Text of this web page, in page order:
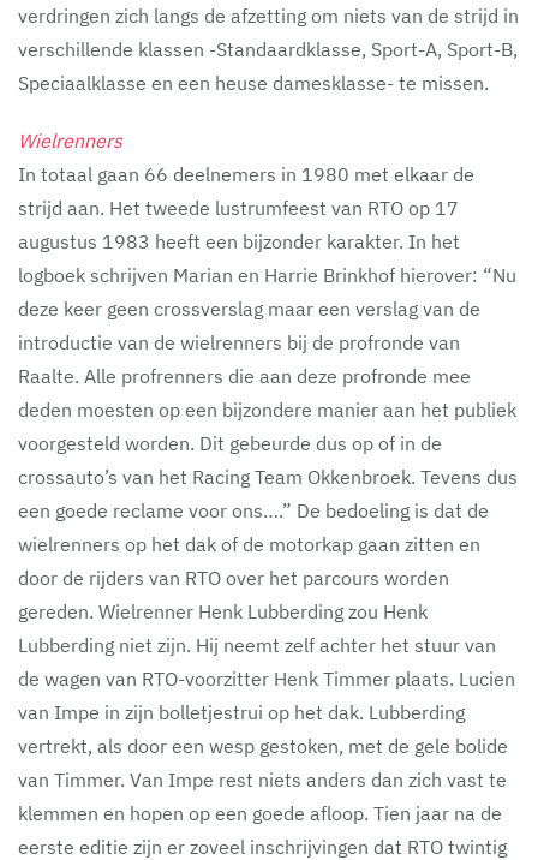
verdringen zich langs de afzetting om niets van de strijd in
verschillende klassen -Standaardklasse, Sport-A, Sport-B,
Speciaalklasse en een heuse damesklasse- te missen.
Wielrenners
In totaal gaan 66 deelnemers in 1980 met elkaar de
strijd aan. Het tweede lustrumfeest van RTO op 17
augustus 1983 heeft een bijzonder karakter. In het
logboek schrijven Marian en Harrie Brinkhof hierover: “Nu
deze keer geen crossverslag maar een verslag van de
introductie van de wielrenners bij de profronde van
Raalte. Alle profrenners die aan deze profronde mee
deden moesten op een bijzondere manier aan het publiek
voorgesteld worden. Dit gebeurde dus op of in de
crossauto’s van het Racing Team Okkenbroek. Tevens dus
een goede reclame voor ons….” De bedoeling is dat de
wielrenners op het dak of de motorkap gaan zitten en
door de rijders van RTO over het parcours worden
gereden. Wielrenner Henk Lubberding zou Henk
Lubberding niet zijn. Hij neemt zelf achter het stuur van
de wagen van RTO-voorzitter Henk Timmer plaats. Lucien
van Impe in zijn bolletjestrui op het dak. Lubberding
vertrekt, als door een wesp gestoken, met de gele bolide
van Timmer. Van Impe rest niets anders dan zich vast te
klemmen en hopen op een goede afloop. Tien jaar na de
eerste editie zijn er zoveel inschrijvingen dat RTO twintig